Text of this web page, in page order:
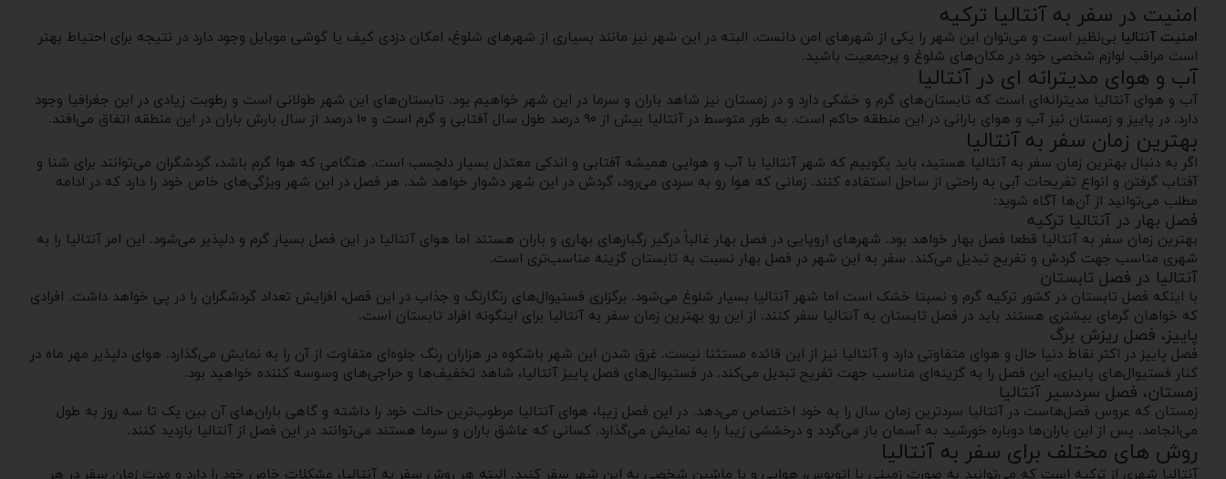
امنیت در سفر به آنتالیا ترکیه
امنیت آنتالیا بی‌نظیر است و می‌توان این شهر را یکی از شهرهای امن دانست. البته در این شهر نیز مانند بسیاری از شهرهای شلوغ، امکان دزدی کیف یا گوشی موبایل وجود دارد در نتیجه برای احتیاط بهتر
است مراقب لوازم شخصی خود در مکان‌های شلوغ و پرجمعیت باشید.
آب و هوای مدیترانه ای در آنتالیا
آب و هوای آنتالیا مدیترانه‌ای است که تابستان‌های گرم و خشکی دارد و در زمستان نیز شاهد باران و سرما در این شهر خواهیم بود. تابستان‌های این شهر طولانی است و رطوبت زیادی در این جغرافیا وجود
دارد. در پاییز و زمستان نیز آب و هوای بارانی در این منطقه حاکم است. به طور متوسط در آنتالیا بیش از ۹۰ درصد طول سال آفتابی و گرم است و ۱۰ درصد از سال بارش باران در این منطقه اتفاق می‌افتد.
بهترین زمان سفر به آنتالیا
اگر به دنبال بهترین زمان سفر به آنتالیا هستید، باید بگوییم که شهر آنتالیا با آب و هوایی همیشه آفتابی و اندکی معتدل بسیار دلچسب است. هنگامی که هوا گرم باشد، گردشگران می‌توانند برای شنا و
آفتاب گرفتن و انواع تفریحات آبی به راحتی از ساحل استفاده کنند. زمانی که هوا رو به سردی می‌رود، گردش در این شهر دشوار خواهد شد. هر فصل در این شهر ویژگی‌های خاص خود را دارد که در ادامه
مطلب می‌توانید از آن‌ها آگاه شوید:
فصل بهار در آنتالیا ترکیه
بهترین زمان سفر به آنتالیا قطعا فصل بهار خواهد بود. شهرهای اروپایی در فصل بهار غالباً درگیر رگبار‌های بهاری و باران هستند اما هوای آنتالیا در این فصل بسیار گرم و دلپذیر می‌شود. این امر آنتالیا را به
شهری مناسب جهت گردش و تفریح تبدیل می‌کند. سفر به این شهر در فصل بهار نسبت به تابستان گزینه مناسب‌تری است.
آنتالیا در فصل تابستان
با اینکه فصل تابستان در کشور ترکیه گرم و نسبتا خشک است اما شهر آنتالیا بسیار شلوغ می‌شود. برگزاری فستیوال‌های رنگارنگ و جذاب در این فصل، افزایش تعداد گردشگران را در پی خواهد داشت. افرادی
که خواهان گرمای بیشتری هستند باید در فصل تابستان به آنتالیا سفر کنند. از این رو بهترین زمان سفر به آنتالیا برای اینگونه افراد تابستان است.
پاییز، فصل ریزش برگ
فصل پاییز در اکثر نقاط دنیا حال و هوای متفاوتی دارد و آنتالیا نیز از این قائده مستثنا نیست. غرق شدن این شهر باشکوه در هزاران رنگ جلوه‌ای متفاوت از آن را به نمایش می‌گذارد. هوای دلپذیر مهر ماه در
کنار فستیوال‌های پاییزی، این فصل را به گزینه‌ای مناسب جهت تفریح تبدیل می‌کند. در فستیوال‌های فصل پاییز آنتالیا، شاهد تخفیف‌ها و حراجی‌های وسوسه‌ کننده خواهید بود.
زمستان، فصل سردسیر آنتالیا
زمستان که عروس فصل‌هاست در آنتالیا سردترین زمان سال را به خود اختصاص می‌دهد. در این فصل زیبا، هوای آنتالیا مرطوب‌ترین حالت خود را داشته و گاهی‌ باران‌های آن بین یک تا سه روز به طول
می‌انجامد. پس از این باران‌ها دوباره خورشید به آسمان باز می‌گردد و درخششی زیبا را به نمایش می‌گذارد. کسانی که عاشق باران و سرما هستند می‌توانند در این فصل از آنتالیا بازدید کنند.
روش های مختلف برای سفر به آنتالیا
آنتالیا شهری از ترکیه است که می‌توانید به صورت زمینی با اتوبوس، هوایی و با ماشین شخصی به این شهر سفر کنید. البته هر روش سفر به آنتالیا، مشکلات خاص خود را دارد و مدت زمان سفر در هر